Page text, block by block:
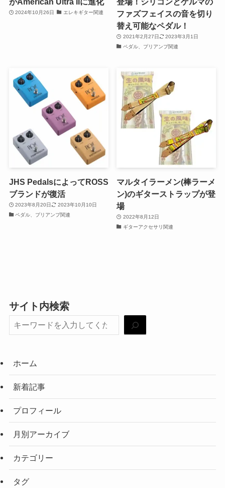
2024年10月26日 エレキギター関連
ファズフェイスの音を切り
替え可能なペダル！
2021年2月27日
2023年3月1日
ペダル、プリアンプ関連
JHS PedalsによってROSS
ブランドが復活
2023年8月20日
2023年10月10日
ペダル、プリアンプ関連
マルタイラーメン(棒ラーメ
ン)のギターストラップが登
場
2022年8月12日
ギターアクセサリ関連
サイト内検索
ホーム
新着記事
プロフィール
月別アーカイブ
カテゴリー
タグ